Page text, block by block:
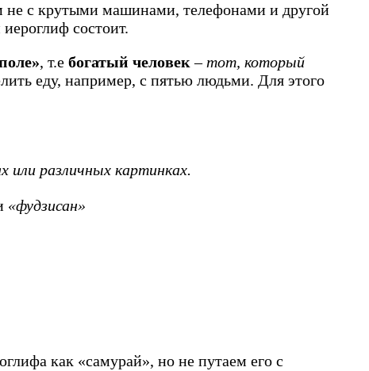
не с крутыми машинами, телефонами и другой
состоит.
, т.е богатый человек – тот, который
еду, например, с пятью людьми. Для этого
различных картинках.
«фудзисан»
как «самурай», но не путаем его с